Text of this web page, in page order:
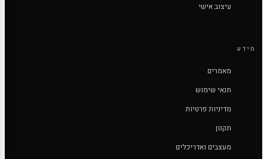
עיצוב אישי
מידע
מאמרים
תנאי שימוש
מדיניות פרטיות
תקנון
מעצבים ואדריכלים